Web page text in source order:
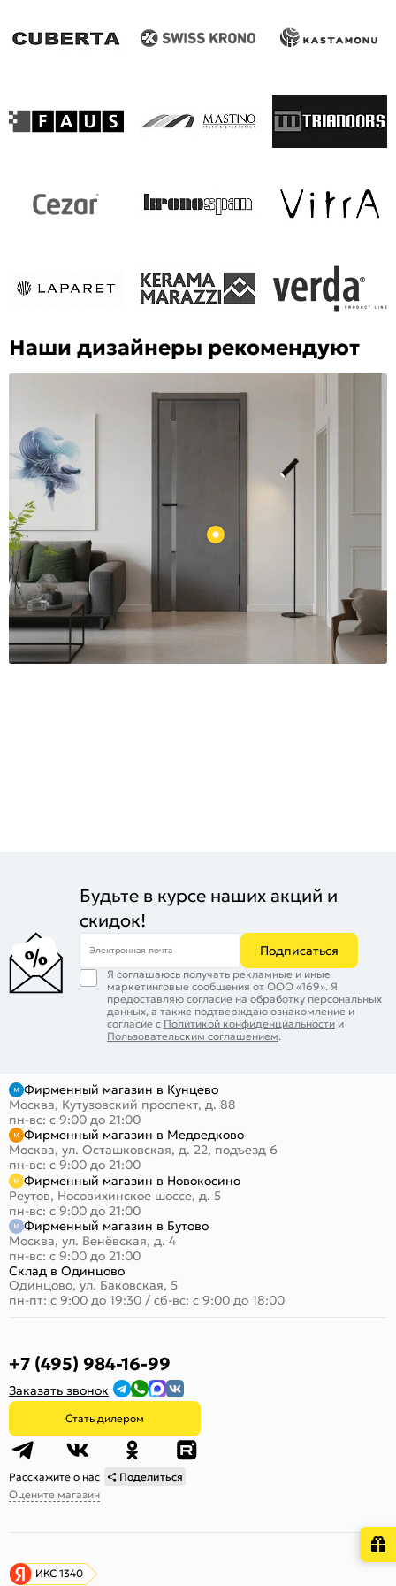
Наши дизайнеры рекомендуют
Будьте в курсе наших акций и
скидок!
Электронная почта Подписаться
Я соглашаюсь получать рекламные и иные
маркетинговые сообщения от ООО «169». Я
предоставляю согласие на обработку персональных
данных, а также подтверждаю ознакомление и
согласие с Политикой конфиденциальности и
Пользовательским соглашением.
Фирменный магазин в Кунцево
Москва, Кутузовский проспект, д. 88
пн-вс: с 9:00 до 21:00
Фирменный магазин в Медведково
Москва, ул. Осташковская, д. 22, подъезд 6
пн-вс: с 9:00 до 21:00
Фирменный магазин в Новокосино
Реутов, Носовихинское шоссе, д. 5
пн-вс: с 9:00 до 21:00
Фирменный магазин в Бутово
Москва, ул. Венёвская, д. 4
пн-вс: с 9:00 до 21:00
Склад в Одинцово
Одинцово, ул. Баковская, 5
пн-пт: с 9:00 до 19:30 / сб-вс: с 9:00 до 18:00
+7 (495) 984-16-99
Заказать звонок
Стать дилером
Расскажите о нас
Поделиться
Оцените магазин
ИКС 1340